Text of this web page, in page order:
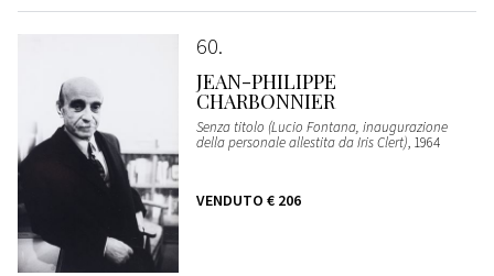
60
JEAN-PHILIPPE
CHARBONNIER
Senza titolo (Lucio Fontana, inaugurazione
della personale allestita da Iris Clert), 1964
VENDUTO € 206